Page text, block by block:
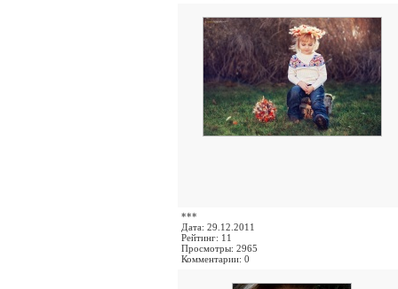
***
Дата: 29.12.2011
Рейтинг: 11
Просмотры: 2965
Комментарии: 0